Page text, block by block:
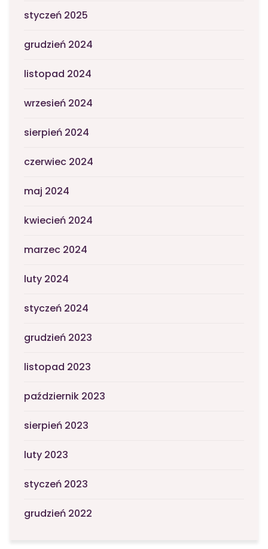
styczeń 2025
grudzień 2024
listopad 2024
wrzesień 2024
sierpień 2024
czerwiec 2024
maj 2024
kwiecień 2024
marzec 2024
luty 2024
styczeń 2024
grudzień 2023
listopad 2023
październik 2023
sierpień 2023
luty 2023
styczeń 2023
grudzień 2022